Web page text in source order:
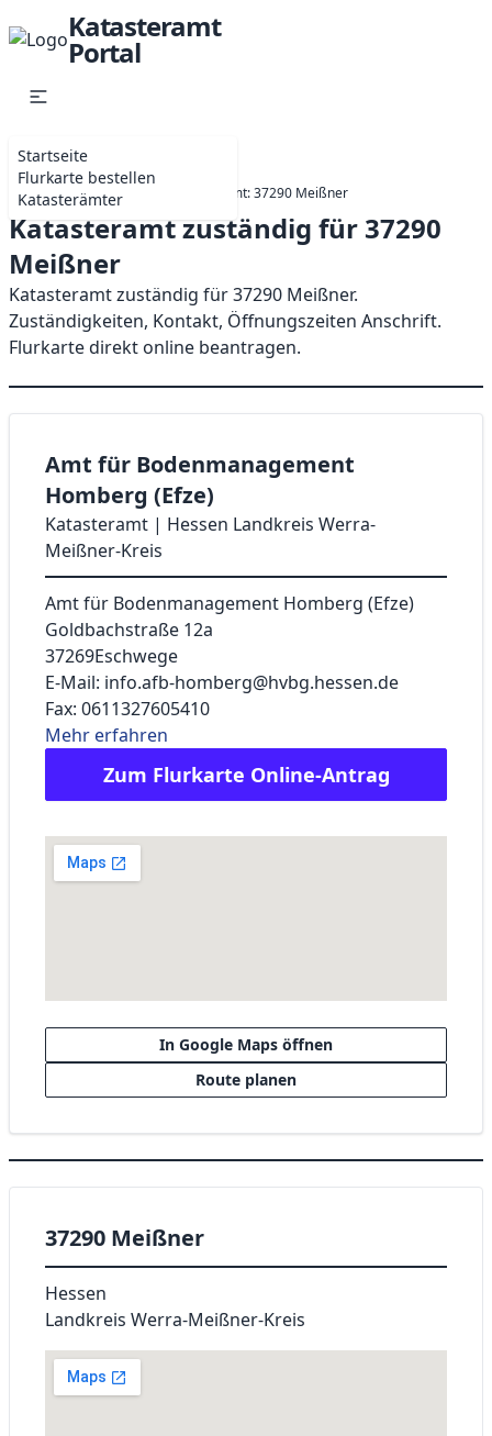
Katasteramt
Portal
Startseite
Flurkarte bestellen
Katasterämter
Startseite Hessen Katasteramt: 37290 Meißner
Katasteramt zuständig für 37290
Meißner
Katasteramt zuständig für 37290 Meißner.
Zuständigkeiten, Kontakt, Öffnungszeiten Anschrift.
Flurkarte direkt online beantragen.
Amt für Bodenmanagement
Homberg (Efze)
Katasteramt | Hessen Landkreis Werra-
Meißner-Kreis
Amt für Bodenmanagement Homberg (Efze)
Goldbachstraße 12a
37269Eschwege
E-Mail: info.afb-homberg@hvbg.hessen.de
Fax: 0611327605410
Mehr erfahren
Zum Flurkarte Online-Antrag
In Google Maps öffnen
Route planen
37290 Meißner
Hessen
Landkreis Werra-Meißner-Kreis